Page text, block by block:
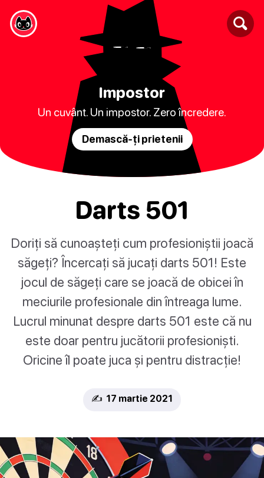
Impostor
Un cuvânt. Un impostor. Zero încredere.
Demască-ți prietenii
Darts 501
Doriți să cunoașteți cum profesioniștii joacă
săgeți? Încercați să jucați darts 501! Este
jocul de săgeți care se joacă de obicei în
meciurile profesionale din întreaga lume.
Lucrul minunat despre darts 501 este că nu
este doar pentru jucătorii profesioniști.
Oricine îl poate juca și pentru distracție!
✍️ 17 martie 2021